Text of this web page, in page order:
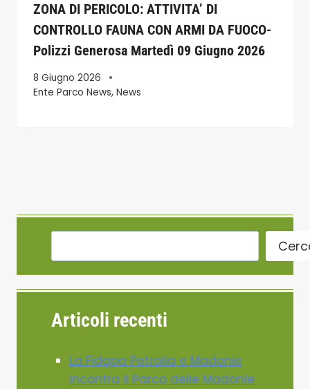
ZONA DI PERICOLO: ATTIVITA’ DI
CONTROLLO FAUNA CON ARMI DA FUOCO-
Polizzi Generosa Martedì 09 Giugno 2026
8 Giugno 2026
Ente Parco News, News
Articoli recenti
La Fidapa Petralia e Madonie
incontra il Parco delle Madonie